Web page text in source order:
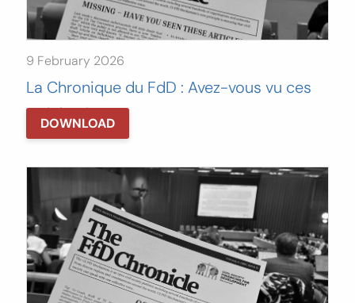
9 February 2026
La Chronique du FdD : Avez-vous vu ces
articles ?
DOWNLOAD